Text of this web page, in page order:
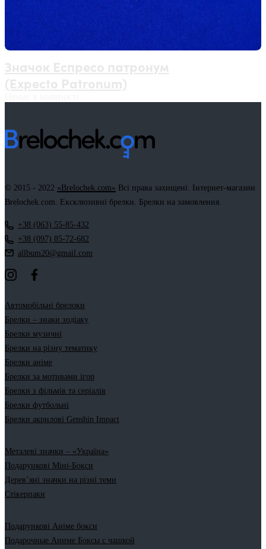
© 2015 - 2022 «Brelochek.com» Всі права захищені. Інтернет-магазин
Brelochek.com. Ексклюзивні брелки. Брелки на замовлення.
+38 (063) 55-85-432
+38 (097) 85-72-682
allbum20@gmail.com
Автомобільні брелоки
Брелки – знаки зодіаку
Брелки музичні
Брелки на різну тематику
Брелки аніме
Брелки за мотивами ігор
Брелки з фільмів та серіалів
Брелки футбольні
Брелки акрилові Genshin Impact
Металеві значки – «Україна»
Подарункові Міні-Бокси
Дерев’яні значки на різні теми
Стікерпаки
Подарункові Аніме бокси
Подарочные Аниме Боксы с чашкой